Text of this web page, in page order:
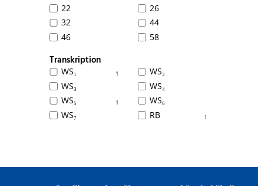
22
26
32
44
46
58
Transkription
1
WS₁
WS₂
WS₃
WS₄
1
WS₅
WS₆
WS₇
1
RB